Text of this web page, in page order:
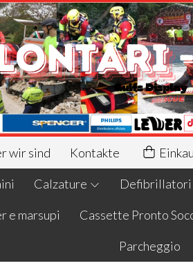
wir sind Kontakte
Calzature Defibrillatori
e marsupi Cassette Pronto
Parcheggio